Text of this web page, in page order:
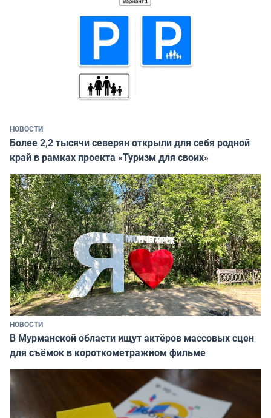
НОВОСТИ
Более 2,2 тысячи северян открыли для себя родной
край в рамках проекта «Туризм для своих»
НОВОСТИ
В Мурманской области ищут актёров массовых сцен
для съёмок в короткометражном фильме